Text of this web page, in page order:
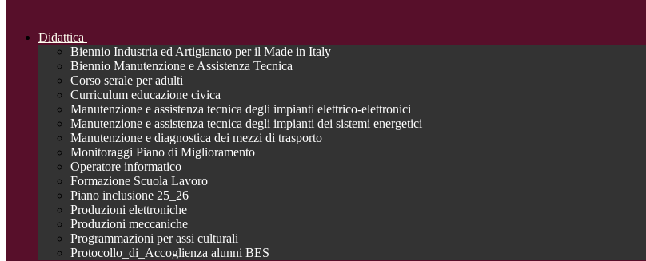
Didattica
Biennio Industria ed Artigianato per il Made in Italy
Biennio Manutenzione e Assistenza Tecnica
Corso serale per adulti
Curriculum educazione civica
Manutenzione e assistenza tecnica degli impianti elettrico-elettronici
Manutenzione e assistenza tecnica degli impianti dei sistemi energetici
Manutenzione e diagnostica dei mezzi di trasporto
Monitoraggi Piano di Miglioramento
Operatore informatico
Formazione Scuola Lavoro
Piano inclusione 25_26
Produzioni elettroniche
Produzioni meccaniche
Programmazioni per assi culturali
Protocollo_di_Accoglienza alunni BES